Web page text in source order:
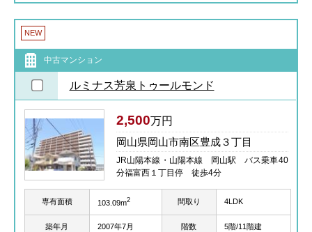
NEW
中古マンション
ルミナス芳泉トゥールモンド
2,500万円
岡山県岡山市南区豊成３丁目
JR山陽本線・山陽本線 岡山駅 バス乗車40
分福富西１丁目停 徒歩4分
専有面積 103.09m2 間取り 4LDK
築年月 2007年7月 階数 5階/11階建